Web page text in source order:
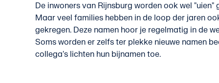
De inwoners van Rijnsburg worden ook wel "uien"
Maar veel families hebben in de loop der jaren
gekregen. Deze namen hoor je regelmatig in de
Soms worden er zelfs ter plekke nieuwe namen
collega's lichten hun bijnamen toe.